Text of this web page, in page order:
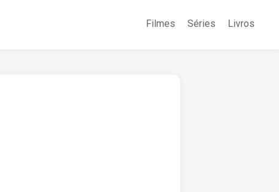
Filmes Séries Livros